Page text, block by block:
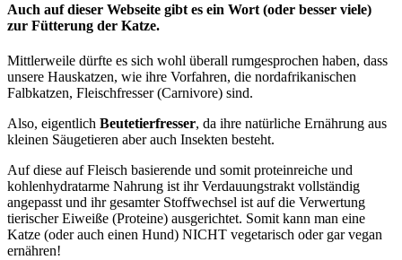
Auch auf dieser Webseite gibt es ein Wort (oder besser viele)
zur Fütterung der Katze.
Mittlerweile dürfte es sich wohl überall rumgesprochen haben, dass
unsere Hauskatzen, wie ihre Vorfahren, die nordafrikanischen
Falbkatzen, Fleischfresser (Carnivore) sind.
Also, eigentlich Beutetierfresser, da ihre natürliche Ernährung aus
kleinen Säugetieren aber auch Insekten besteht.
Auf diese auf Fleisch basierende und somit proteinreiche und
kohlenhydratarme Nahrung ist ihr Verdauungstrakt vollständig
angepasst und ihr gesamter Stoffwechsel ist auf die Verwertung
tierischer Eiweiße (Proteine) ausgerichtet. Somit kann man eine
Katze (oder auch einen Hund) NICHT vegetarisch oder gar vegan
ernähren!